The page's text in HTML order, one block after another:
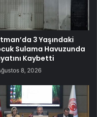
3 Yaşındaki
Sulama Havuzunda
Kaybetti
8, 2026